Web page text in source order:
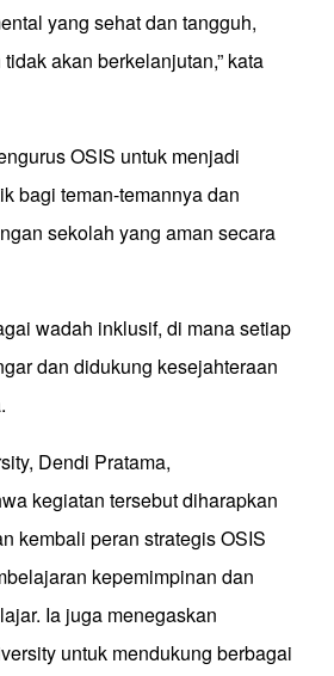
yang sehat dan tangguh,
akan berkelanjutan,” kata
OSIS untuk menjadi
bagi teman-temannya dan
sekolah yang aman secara
wadah inklusif, di mana setiap
dan didukung kesejahteraan
Dendi Pratama,
kegiatan tersebut diharapkan
kembali peran strategis OSIS
kepemimpinan dan
Ia juga menegaskan
untuk mendukung berbagai